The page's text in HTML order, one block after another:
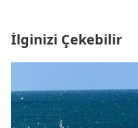
İlginizi Çekebilir